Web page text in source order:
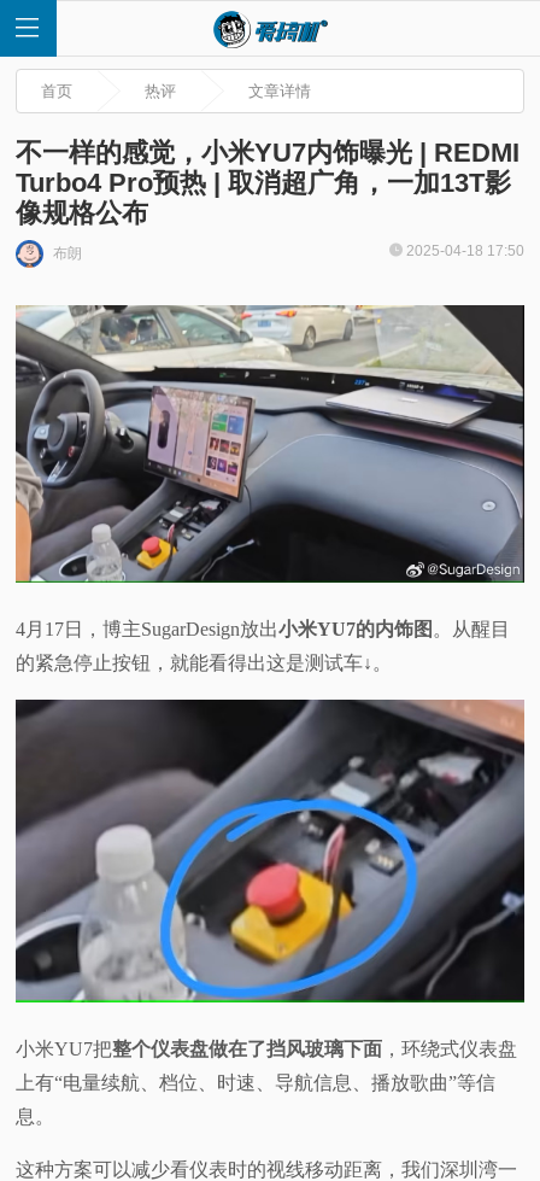
首
快
讯
评
测
视
频
科
体
专
题
首页 热评 文章详情
不一样的感觉，小米YU7内饰曝光 | REDMI
Turbo4 Pro预热 | 取消超广角，一加13T影
像规格公布
布朗 2025-04-18 17:50
4月17日，博主SugarDesign放出小米YU7的内饰图 。从醒目
的紧急停止按钮，就能看得出这是测试车↓。
小米YU7把整个仪表盘做在了挡风玻璃下面 ，环绕式仪表盘
上有“电量续航、档位、时速、导航信息、播放歌曲”等信
息。
这种方案可以减少看仪表时的视线移动距离，我们深圳湾一